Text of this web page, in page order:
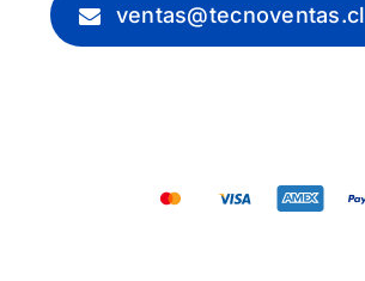
ventas@tecnoventas.cl